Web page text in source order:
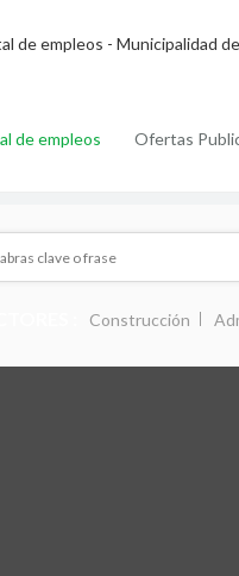
de empleos Ofertas
Construcción